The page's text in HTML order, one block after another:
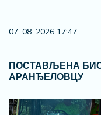
07. 08. 2026 17:47
ПОСТАВЉЕНА
АРАНЂЕЛОВЦУ